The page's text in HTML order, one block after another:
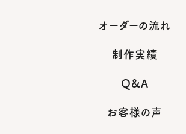
オーダーの流れ
制作実績
Q&A
お客様の声